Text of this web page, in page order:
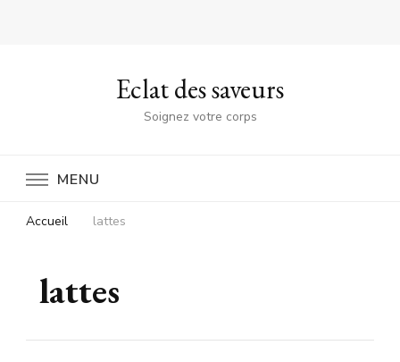
Eclat des saveurs
Soignez votre corps
MENU
Accueil lattes
lattes